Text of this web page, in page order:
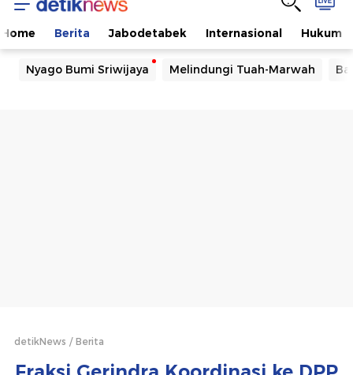
Home Berita Jabodetabek Internasional Hukum
Nyago Bumi Sriwijaya Melindungi Tuah-Marwah
detikNews Berita